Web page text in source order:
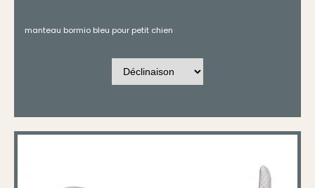
manteau bormio bleu pour petit chien